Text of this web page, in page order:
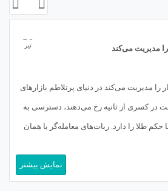
را مدیریت می‌کند
را مدیریت می‌کند در دنیای پرتلاطم بازارهای
در کسری از ثانیه رخ می‌دهند، دسترسی به
حکم طلا را دارد. ربات‌های معامله‌گر یا همان
تیر
نمایش بیشتر